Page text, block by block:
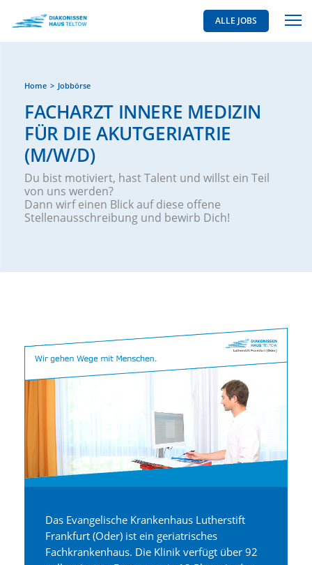
ALLE JOBS
Home Jobbörse
FACHARZT INNERE MEDIZIN
FÜR DIE AKUTGERIATRIE
(M/W/D)
Du bist motiviert, hast Talent und willst ein Teil
von uns werden?
Dann wirf einen Blick auf diese offene
Stellenausschreibung und bewirb Dich!
Das Evangelische Krankenhaus Lutherstift
Frankfurt (Oder) ist ein geriatrisches
Fachkrankenhaus. Die Klinik verfügt über 92